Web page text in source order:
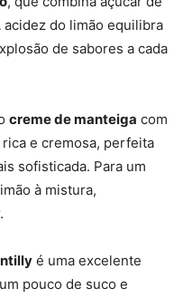
do limão equilibra
de sabores a cada
creme de manteiga com
e cremosa, perfeita
sofisticada. Para um
à mistura,
é uma excelente
pouco de suco e